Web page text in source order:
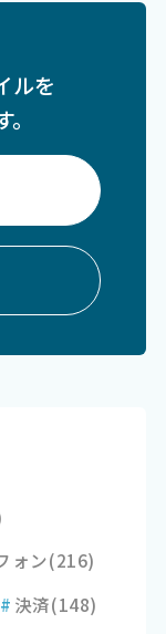
ルを
ォン(216)
# 決済(148)